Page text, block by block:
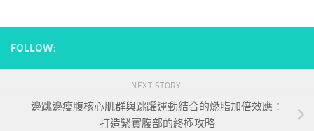
FOLLOW:
NEXT STORY
邊跳邊瘦腹核心肌群與跳躍運動結合的燃脂加倍效應：
打造緊實腹部的終極攻略